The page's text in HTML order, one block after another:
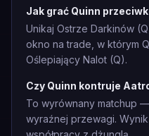
Jak grać Quinn
Unikaj Ostrze Darkinów
okno na trade, w którym
Oślepiający Nalot (Q).
Czy Quinn kontruje
To wyrównany matchup
wyraźnej przewagi.